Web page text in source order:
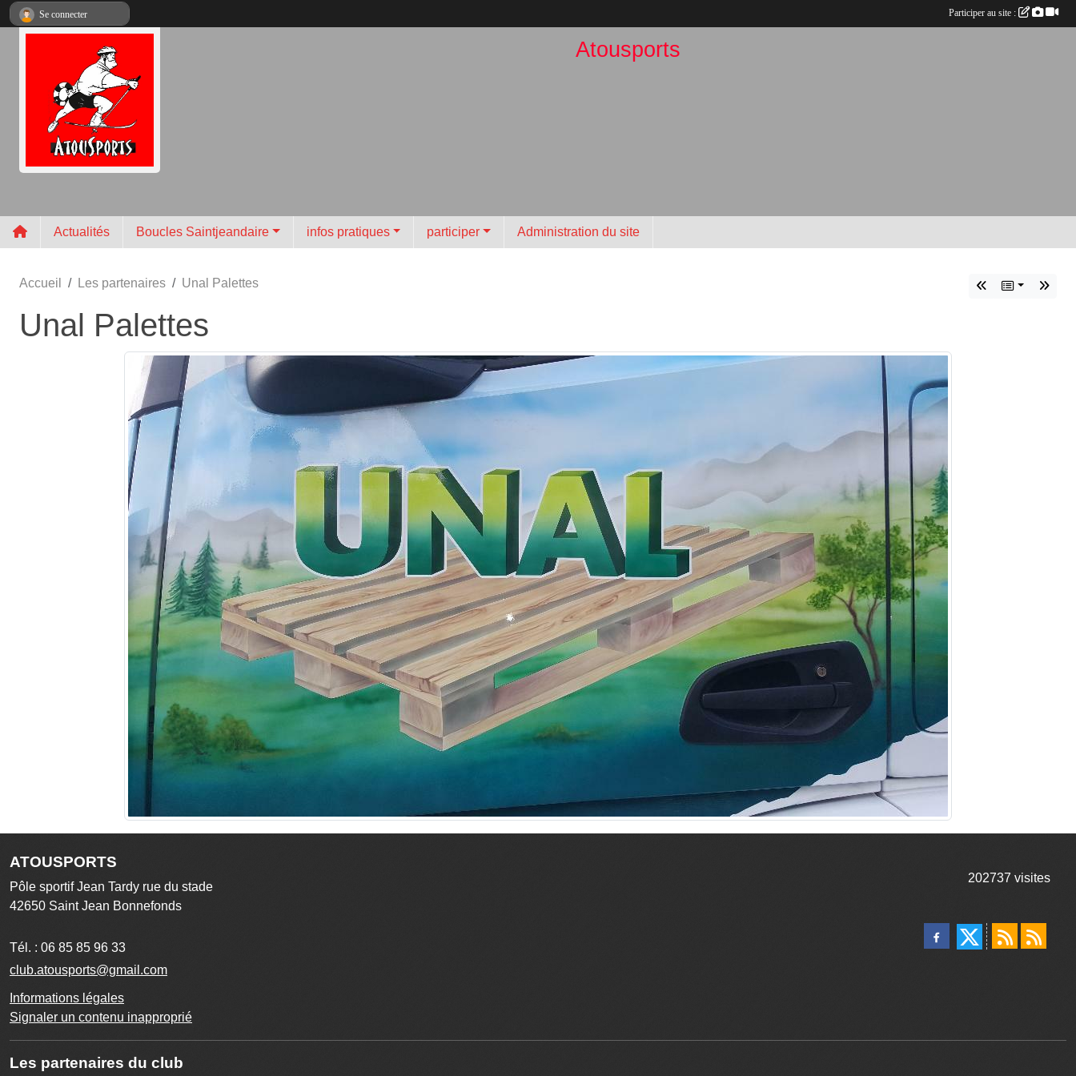
Atousports
Actualités Boucles Saintjeandaire infos pratiques participer Administration du site
Accueil Les partenaires Unal Palettes
Unal Palettes
ATOUSPORTS
Pôle sportif Jean Tardy rue du stade
42650 Saint Jean Bonnefonds
Tél. : 06 85 85 96 33
club.atousports@gmail.com
Informations légales
Signaler un contenu inapproprié
202737 visites
Les partenaires du club
Se connecter Participer au site :
Panneau de gestion des cookies